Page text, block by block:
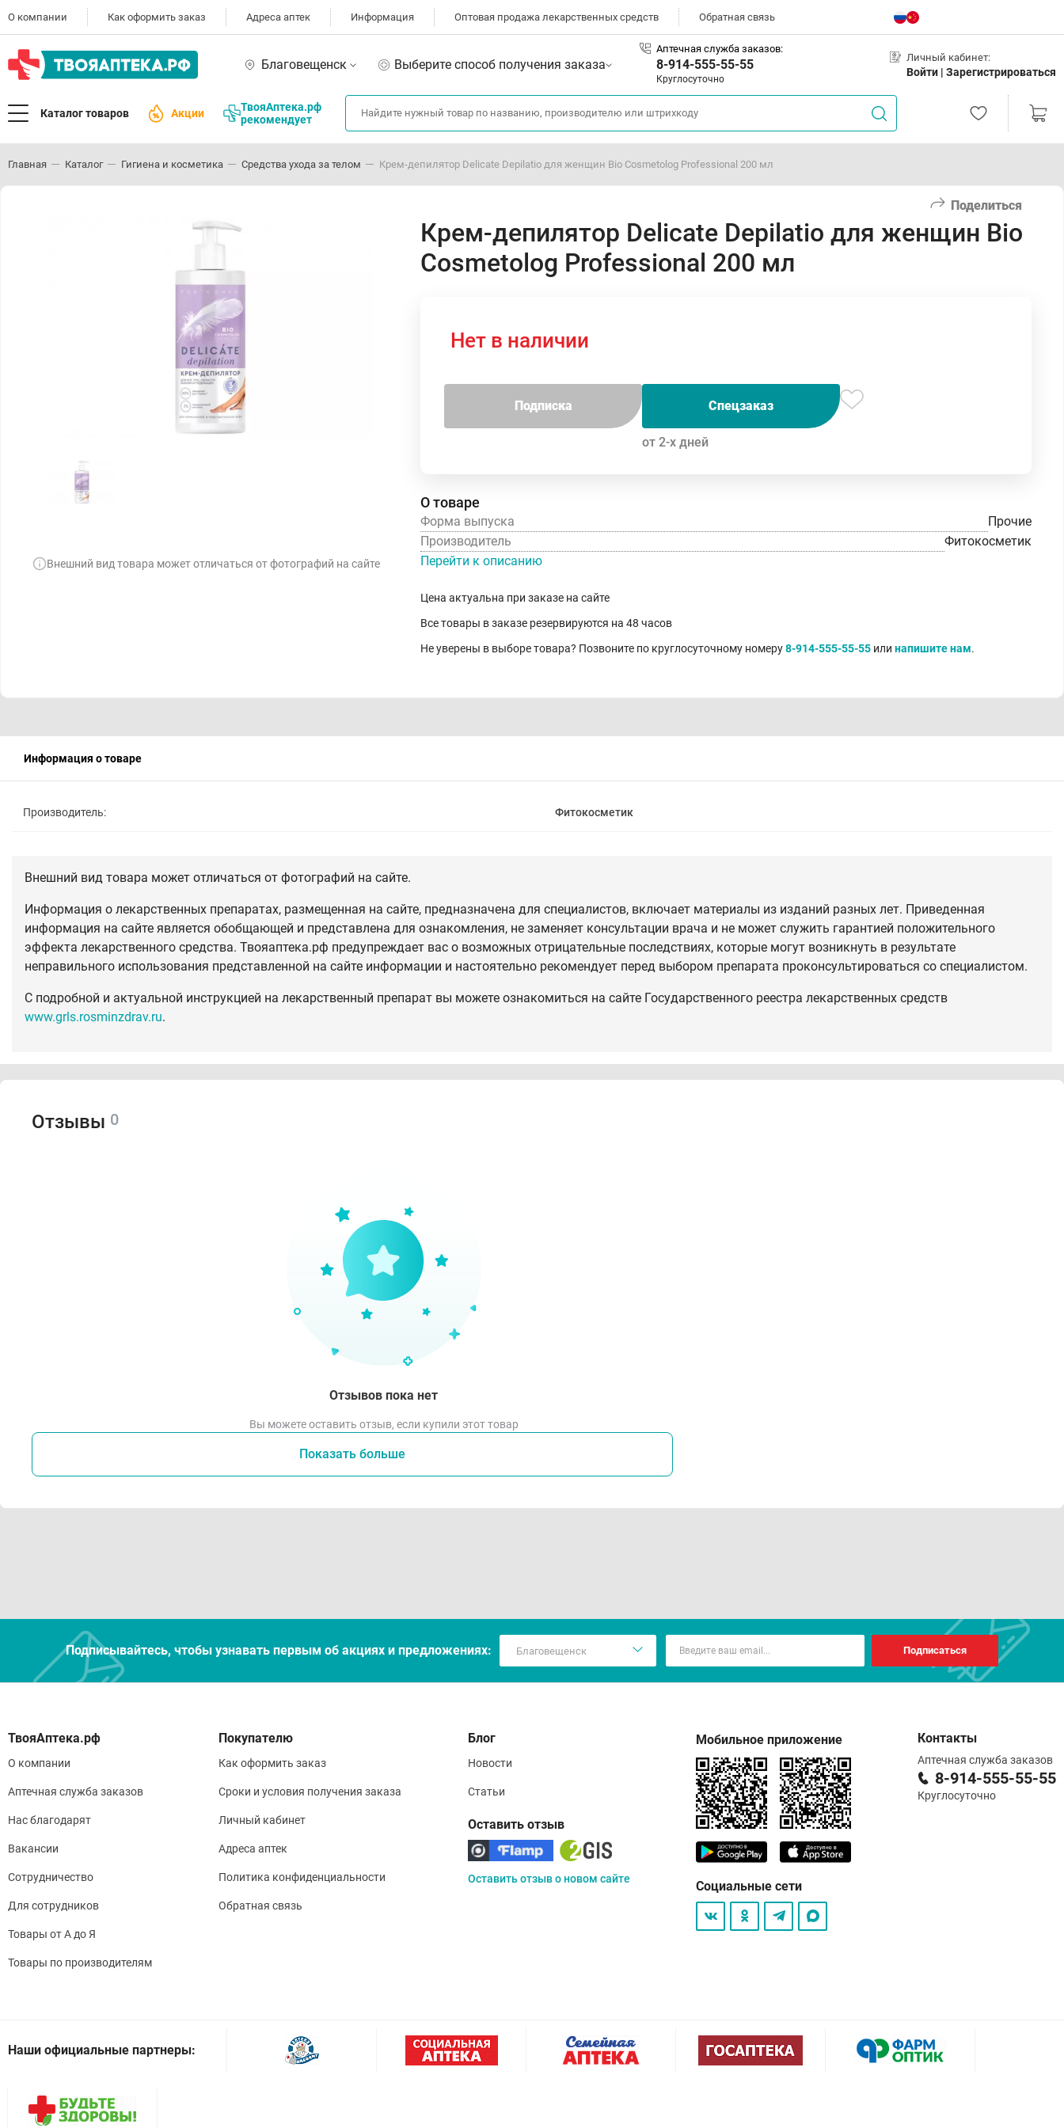
О компании Как оформить заказ Адреса аптек Информация Оптовая продажа лекарственных средств Обратная связь
Благовещенск Выберите способ получения заказа
Аптечная служба заказов:
8-914-555-55-55
Круглосуточно
Личный кабинет:
Войти | Зарегистрироваться
Каталог товаров Акции
ТвояАптека.рф
рекомендует
Главная Каталог Гигиена и косметика Средства ухода за телом Крем-депилятор Delicate Depilatio для женщин Bio Cosmetolog Professional 200 мл
Поделиться
Внешний вид товара может отличаться от фотографий на сайте
Крем-депилятор Delicate Depilatio для женщин Bio
Cosmetolog Professional 200 мл
Нет в наличии
Подписка Спецзаказ
от 2-х дней
О товаре
Форма выпуска
Прочие
Производитель
Фитокосметик
Перейти к описанию
Цена актуальна при заказе на сайте
Все товары в заказе резервируются на 48 часов
Не уверены в выборе товара? Позвоните по круглосуточному номеру8-914-555-55-55 или напишите нам.
Информация о товаре
Производитель: Фитокосметик
Внешний вид товара может отличаться от фотографий на сайте.
Информация о лекарственных препаратах, размещенная на сайте, предназначена для специалистов, включает материалы из изданий разных лет. Приведенная
информация на сайте является обобщающей и представлена для ознакомления, не заменяет консультации врача и не может служить гарантией положительного
эффекта лекарственного средства. Твояаптека.рф предупреждает вас о возможных отрицательные последствиях, которые могут возникнуть в результате
неправильного использования представленной на сайте информации и настоятельно рекомендует перед выбором препарата проконсультироваться со специалистом.
С подробной и актуальной инструкцией на лекарственный препарат вы можете ознакомиться на сайте Государственного реестра лекарственных средств
www.grls.rosminzdrav.ru.
Отзывы 0
Отзывов пока нет
Вы можете оставить отзыв, если купили этот товар
Показать больше
Подписывайтесь, чтобы узнавать первым об акцияx и предложениях: Подписаться
О компании
Аптечная служба заказов
Нас благодарят
Вакансии
Сотрудничество
Для сотрудников
Товары от А до Я
Товары по производителям
Покупателю
Как оформить заказ
Сроки и условия получения заказа
Личный кабинет
Адреса аптек
Политика конфиденциальности
Обратная связь
Блог
Новости
Статьи
Оставить отзыв
Оставить отзыв о новом сайте
Мобильное приложение
Социальные сети
Контакты
Аптечная служба заказов
8-914-555-55-55
Круглосуточно
Наши официальные партнеры: